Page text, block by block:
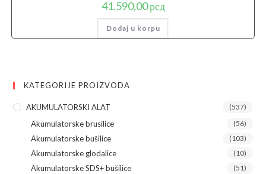
41.590,00рсд
Dodaj u korpu
KATEGORIJE PROIZVODA
AKUMULATORSKI ALAT (537)
Akumulatorske brusilice (56)
Akumulatorske bušilice (103)
Akumulatorske glodalice (10)
Akumulatorske SDS+ bušilice (51)